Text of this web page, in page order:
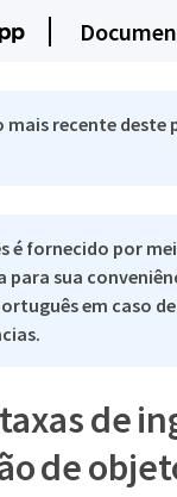
mais recente
é fornecido por
sua
em caso de
de
de